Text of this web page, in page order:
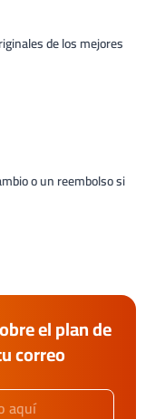
de los mejores
o un reembolso si
el plan de
correo